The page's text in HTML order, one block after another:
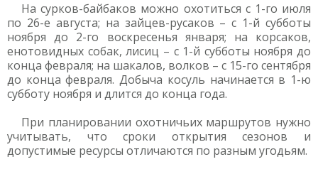
На сурков-байбаков можно охотиться с 1-го июля
по 26-е августа; на зайцев-русаков – с 1-й субботы
ноября до 2-го воскресенья января; на корсаков,
енотовидных собак, лисиц – с 1-й субботы ноября до
конца февраля; на шакалов, волков – с 15-го сентября
до конца февраля. Добыча косуль начинается в 1-ю
субботу ноября и длится до конца года.
При планировании охотничьих маршрутов нужно
учитывать, что сроки открытия сезонов и
допустимые ресурсы отличаются по разным угодьям.